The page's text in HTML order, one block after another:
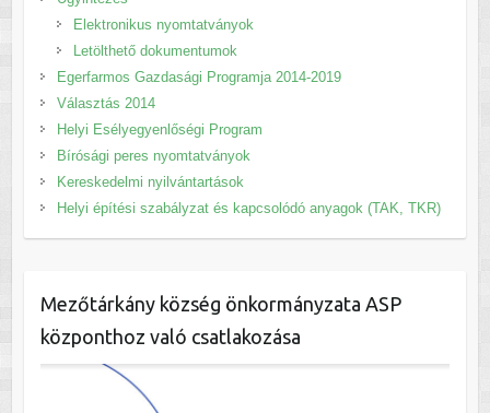
Elektronikus nyomtatványok
Letölthető dokumentumok
Egerfarmos Gazdasági Programja 2014-2019
Választás 2014
Helyi Esélyegyenlőségi Program
Bírósági peres nyomtatványok
Kereskedelmi nyilvántartások
Helyi építési szabályzat és kapcsolódó anyagok (TAK, TKR)
Mezőtárkány község önkormányzata ASP
központhoz való csatlakozása